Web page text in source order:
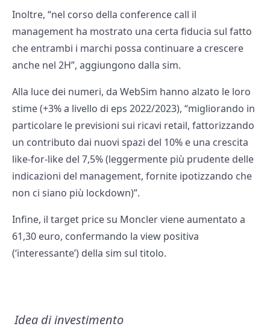
Inoltre, “nel corso della conference call il
management ha mostrato una certa fiducia sul fatto
che entrambi i marchi possa continuare a crescere
anche nel 2H”, aggiungono dalla sim.
Alla luce dei numeri, da WebSim hanno alzato le loro
stime (+3% a livello di eps 2022/2023), “migliorando in
particolare le previsioni sui ricavi retail, fattorizzando
un contributo dai nuovi spazi del 10% e una crescita
like-for-like del 7,5% (leggermente più prudente delle
indicazioni del management, fornite ipotizzando che
non ci siano più lockdown)”.
Infine, il target price su Moncler viene aumentato a
61,30 euro, confermando la view positiva
(‘interessante’) della sim sul titolo.
Idea di investimento